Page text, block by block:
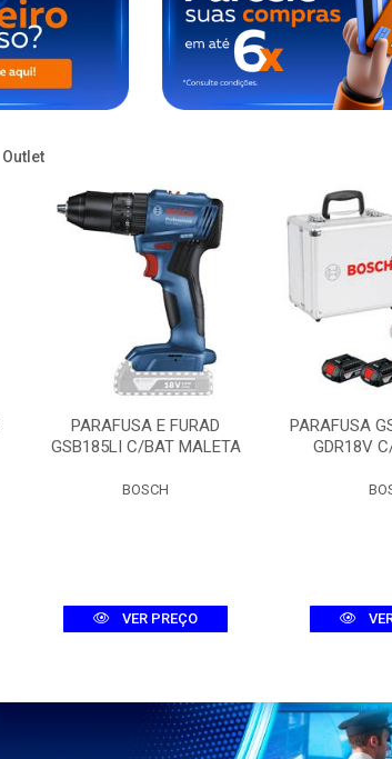
Outlet
PARAFUSA E FURAD
GSB185LI C/BAT MALETA
BOSCH
VER PREÇO
PARAFUSA
GDR18V